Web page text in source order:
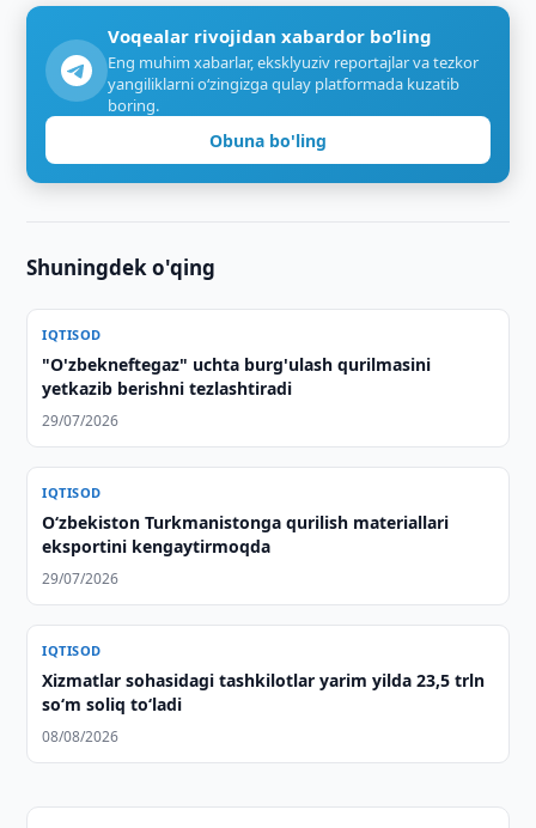
Voqealar rivojidan xabardor bo‘ling
Eng muhim xabarlar, eksklyuziv reportajlar va tezkor
yangiliklarni o‘zingizga qulay platformada kuzatib
boring.
Obuna bo'ling
Shuningdek o'qing
IQTISOD
"O'zbekneftegaz" uchta burg'ulash qurilmasini
yetkazib berishni tezlashtiradi
29/07/2026
IQTISOD
Oʻzbekiston Turkmanistonga qurilish materiallari
eksportini kengaytirmoqda
29/07/2026
IQTISOD
Xizmatlar sohasidagi tashkilotlar yarim yilda 23,5 trln
so‘m soliq to‘ladi
08/08/2026